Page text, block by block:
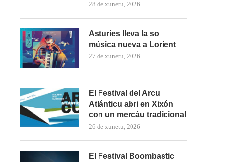
28 de xunetu, 2026
Asturies lleva la so
música nueva a Lorient
27 de xunetu, 2026
El Festival del Arcu
Atlánticu abri en Xixón
con un mercáu tradicional
26 de xunetu, 2026
El Festival Boombastic